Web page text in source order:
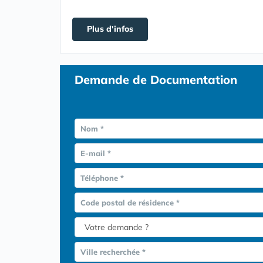
Plus d'infos
Demande de Documentation
Nom *
E-mail *
Téléphone *
Code postal de résidence *
Ville recherchée *